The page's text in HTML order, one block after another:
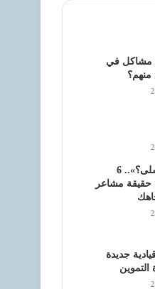
مشاكل في
«بيحبك ولا بيتسلى؟».. 6
مشاعر
جديدة